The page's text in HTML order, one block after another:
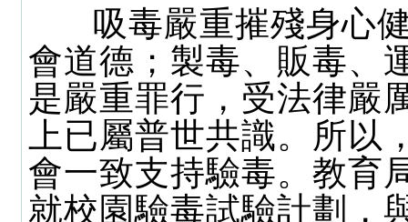
吸毒嚴重摧殘身心
會道德；製毒、販毒、
是嚴重罪行，受法律嚴
上已屬普世共識。所以
會一致支持驗毒。教育
就校園驗毒試驗計劃，